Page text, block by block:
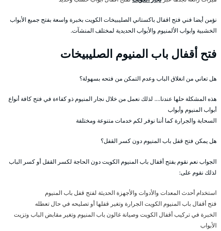
نؤمن أيضا فني فتح اقفال باكستاني الصليبيخات الكويت بخبرة واسعة بفتح جميع الأبواب
الخشبية وابواب الألمنيوم والأبواب الحديدية لمختلف المنشآت.
فتح أقفال باب المنيوم الصليبيخات
هل تعاني من انغلاق الباب وعدم التمكن من فتحه بسهولة؟
هذه المشكلة حلها عندنا…. لذلك نعمل من خلال نجار المنيوم ذو كفاءة في فتح كافة أنواع
أبواب المنيوم وأبواب
السحابة والجرارة كما أننا نوفر لكم خدمات متنوعة ومختلفة
هل يمكن فتح قفل باب المنيوم دون كسر القفل؟
الجواب نعم نقوم بفتح أقفال باب المنيوم الكويت دون الحاجة لكسر القفل أو كسر الباب
لذلك نقوم على:
استخدام أحدث المعدات والأدوات والأجهزة الحديثة لفتح قفل باب المنيوم
فتح أقفال باب المنيوم الكويت الجرارة وتغير قفلها أو تصليحه في حال تعطله
الخبرة في تركيب أقفال الكويت وصيانة غالون باب المنيوم وتغير مقابض الباب وتزيت
الأبواب